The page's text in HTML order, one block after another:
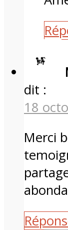
dit :
18
Merci